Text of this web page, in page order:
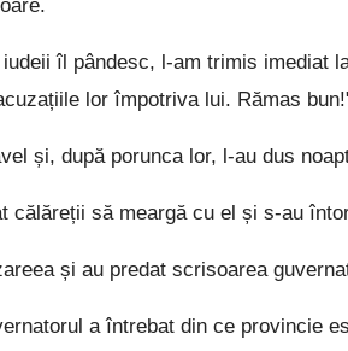
îl pândesc, l-am trimis imediat
lor împotriva lui. Rămas
și, după porunca lor, l-au dus
călăreții să meargă cu el și s-au
și au predat scrisoarea
a întrebat din ce provincie